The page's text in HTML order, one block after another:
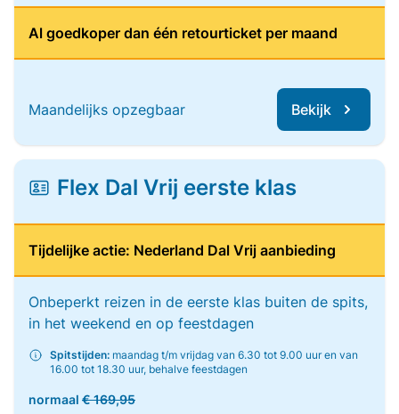
Al goedkoper dan één retourticket per maand
Maandelijks opzegbaar Bekijk
Flex Dal Vrij eerste klas
Tijdelijke actie: Nederland Dal Vrij aanbieding
Onbeperkt reizen in de eerste klas buiten de spits,
in het weekend en op feestdagen
Spitstijden: maandag t/m vrijdag van 6.30 tot 9.00 uur en van
16.00 tot 18.30 uur, behalve feestdagen
normaal € 169,95